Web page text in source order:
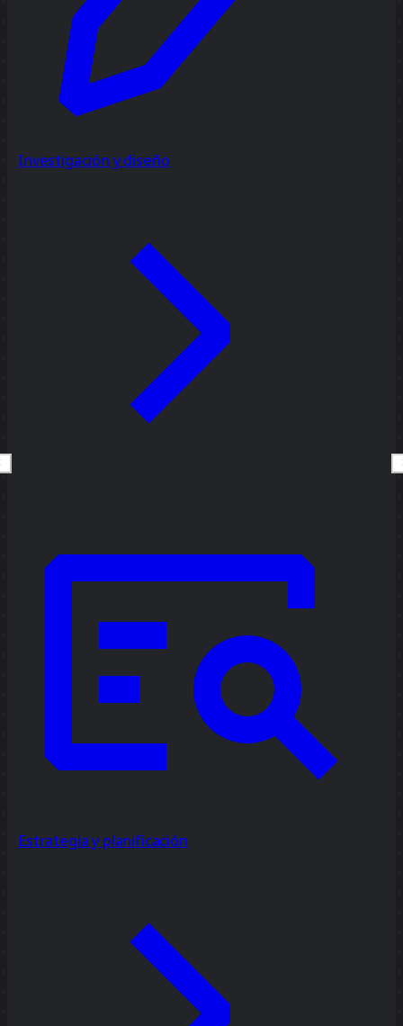
Investigación y diseño
Estrategia y planificación